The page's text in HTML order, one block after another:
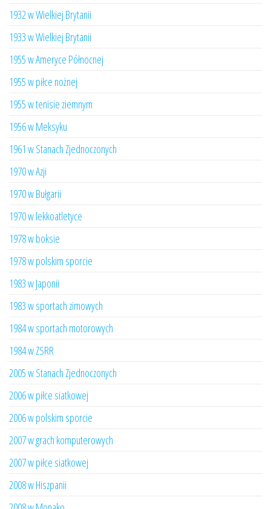
1932 w Wielkiej Brytanii
1933 w Wielkiej Brytanii
1955 w Ameryce Północnej
1955 w piłce nożnej
1955 w tenisie ziemnym
1956 w Meksyku
1961 w Stanach Zjednoczonych
1970 w Azji
1970 w Bułgarii
1970 w lekkoatletyce
1978 w boksie
1978 w polskim sporcie
1983 w Japonii
1983 w sportach zimowych
1984 w sportach motorowych
1984 w ZSRR
2005 w Stanach Zjednoczonych
2006 w piłce siatkowej
2006 w polskim sporcie
2007 w grach komputerowych
2007 w piłce siatkowej
2008 w Hiszpanii